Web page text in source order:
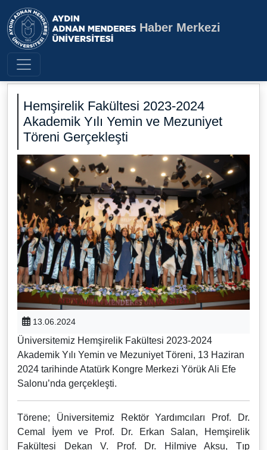
Aydın Adnan Menderes
Haber Merkezi
Hemşirelik Fakültesi 2023-2024
Akademik Yılı Yemin ve Mezuniyet
Töreni Gerçekleşti
13.06.2024
Üniversitemiz Hemşirelik Fakültesi 2023-2024
Akademik Yılı Yemin ve Mezuniyet Töreni, 13 Haziran
2024 tarihinde Atatürk Kongre Merkezi Yörük Ali Efe
Salonu’nda gerçekleşti.
Törene; Üniversitemiz Rektör Yardımcıları Prof. Dr.
Cemal İyem ve Prof. Dr. Erkan Salan, Hemşirelik
Fakültesi Dekan V. Prof. Dr. Hilmiye Aksu, Tıp